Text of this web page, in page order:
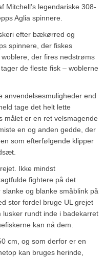
Mitchell’s legendariske 308-
Aglia spinnere.
efter bækørred og
spinnere, der fiskes
der fires nedstrøms
de fleste fisk – woblerne
anvendelsesmuligheder end
tage det helt lette
målet er en ret velsmagende
en og anden gedde, der
som efterfølgende klipper
Ikke mindst
fightere på det
og blanke småblink på
stor fordel bruge UL grejet
rundt inde i badekarret
kan nå dem.
cm, og som derfor er en
kan bruges herinde,